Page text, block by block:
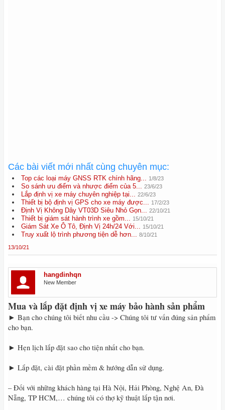
Các bài viết mới nhất cùng chuyên mục:
Top các loại máy GNSS RTK chính hãng... 1/8/23
So sánh ưu điểm và nhược điểm của 5... 23/6/23
Lắp định vị xe máy chuyên nghiệp tại... 22/6/23
Thiết bị bộ định vị GPS cho xe máy được... 17/2/23
Định Vị Không Dây VT03D Siêu Nhỏ Gọn... 22/10/21
Thiết bị giám sát hành trình xe gồm... 15/10/21
Giám Sát Xe Ô Tô, Định Vị 24h/24 Với... 15/10/21
Truy xuất lộ trình phương tiện dễ hơn... 8/10/21
13/10/21
hangdinhqn
New Member
Mua và lắp đặt định vị xe máy bảo hành sản phẩm
► Bạn cho chúng tôi biết nhu cầu -> Chúng tôi tư vấn đúng sản phẩm
cho bạn.
► Hẹn lịch lắp đặt sao cho tiện nhất cho bạn.
► Lắp đặt, cài đặt phần mềm & hướng dẫn sử dụng.
– Đối với những khách hàng tại Hà Nội, Hải Phòng, Nghệ An, Đà
Nẵng, TP HCM,… chúng tôi có thợ kỹ thuật lắp tận nơi.